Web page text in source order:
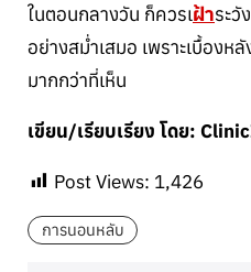
ในตอนกลางวัน ก็ควรเฝ้าระวั
อย่างสม่ำเสมอ เพราะเบื้องห
มากกว่าที่เห็น
เขียน/เรียบเรียง โดย:
Post Views: 1,426
การนอนหลับ